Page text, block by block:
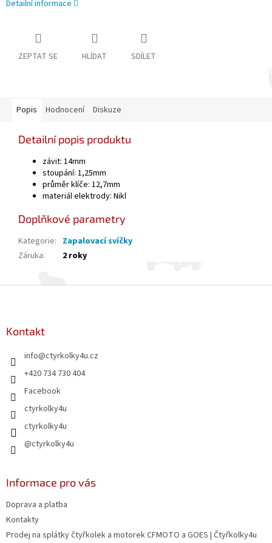
Detailní informace
ZEPTAT SE HLÍDAT SDÍLET
Popis Hodnocení Diskuze
Detailní popis produktu
závit: 14mm
stoupání: 1,25mm
průměr klíče: 12,7mm
materiál elektrody: Nikl
Doplňkové parametry
Kategorie: Zapalovací svíčky
Záruka: 2 roky
Kontakt
info@ctyrkolky4u.cz
+420 734 730 404
Facebook
ctyrkolky4u
ctyrkolky4u
@ctyrkolky4u
Informace pro vás
Doprava a platba
Kontakty
Prodej na splátky čtyřkolek a motorek CFMOTO a GOES | Čtyřkolky4u